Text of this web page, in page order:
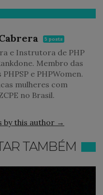
5 posts
e Instrutora de PHP
Membro das
e PHPWomen.
mulheres com
no Brasil.
by this author →
TAMBÉM